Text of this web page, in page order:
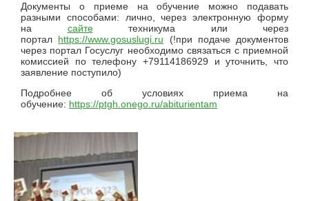
Документы о приеме на обучение можно подавать
разными способами: лично, через электронную форму
на сайтетехникума или через
портал https://www.gosuslugi.ru (!при подаче документов
через портал Госуслуг необходимо связаться с приемной
комиссией по телефону +79114186929 и уточнить, что
заявление поступило)
Подробнее об условиях приема на
обучение: https://ptgh.onego.ru/abiturientam